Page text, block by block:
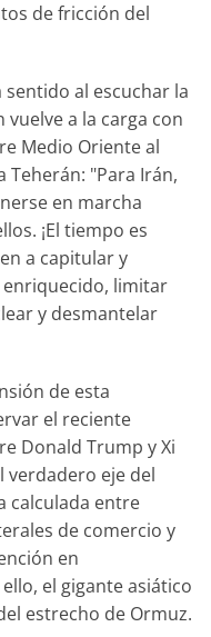
de fricción del
al escuchar la
a la carga con
Medio Oriente al
"Para Irán,
en marcha
¡El tiempo es
a capitular y
limitar
y desmantelar
de esta
el reciente
Donald Trump y Xi
verdadero eje del
calculada entre
de comercio y
en
el gigante asiático
estrecho de Ormuz.